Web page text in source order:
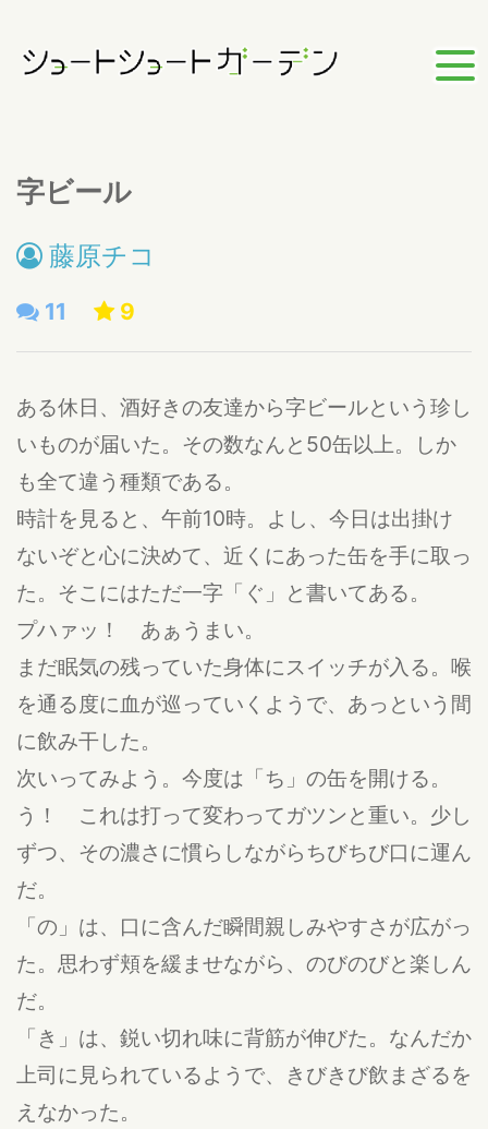
字ビール
藤原チコ
11 9
ある休日、酒好きの友達から字ビールという珍し
いものが届いた。その数なんと50缶以上。しか
も全て違う種類である。
時計を見ると、午前10時。よし、今日は出掛け
ないぞと心に決めて、近くにあった缶を手に取っ
た。そこにはただ一字「ぐ」と書いてある。
プハァッ！ あぁうまい。
まだ眠気の残っていた身体にスイッチが入る。喉
を通る度に血が巡っていくようで、あっという間
に飲み干した。
次いってみよう。今度は「ち」の缶を開ける。
う！ これは打って変わってガツンと重い。少し
ずつ、その濃さに慣らしながらちびちび口に運ん
だ。
「の」は、口に含んだ瞬間親しみやすさが広がっ
た。思わず頬を緩ませながら、のびのびと楽しん
だ。
「き」は、鋭い切れ味に背筋が伸びた。なんだか
上司に見られているようで、きびきび飲まざるを
えなかった。